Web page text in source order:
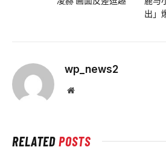
出」
wp_news2
Website
RELATEDPOSTS